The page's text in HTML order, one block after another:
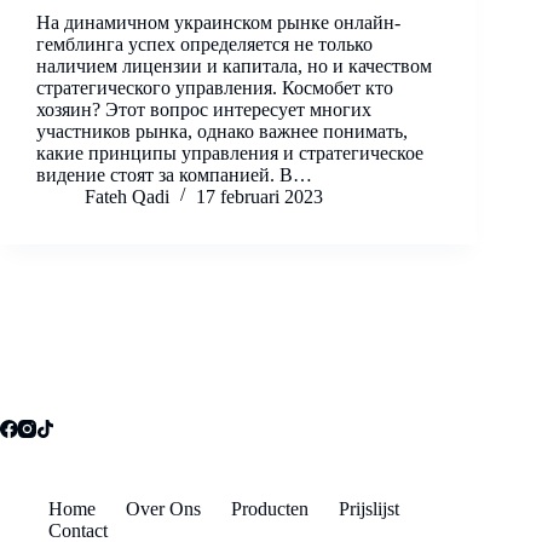
На динамичном украинском рынке онлайн-
гемблинга успех определяется не только
наличием лицензии и капитала, но и качеством
стратегического управления. Космобет кто
хозяин? Этот вопрос интересует многих
участников рынка, однако важнее понимать,
какие принципы управления и стратегическое
видение стоят за компанией. В…
Fateh Qadi
17 februari 2023
Home Over Ons Producten
Prijslijst
Contact